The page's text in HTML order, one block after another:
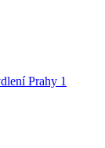
Prahy 1